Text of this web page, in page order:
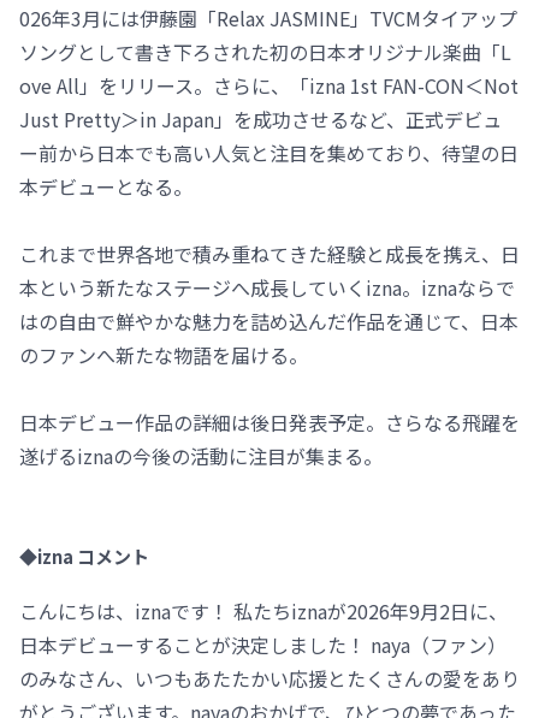
026年3月には伊藤園「Relax JASMINE」TVCMタイアップ
ソングとして書き下ろされた初の日本オリジナル楽曲「L
ove All」をリリース。さらに、「izna 1st FAN-CON＜Not
Just Pretty＞in Japan」を成功させるなど、正式デビュ
ー前から日本でも高い人気と注目を集めており、待望の日
本デビューとなる。
これまで世界各地で積み重ねてきた経験と成長を携え、日
本という新たなステージへ成長していくizna。iznaならで
はの自由で鮮やかな魅力を詰め込んだ作品を通じて、日本
のファンへ新たな物語を届ける。
日本デビュー作品の詳細は後日発表予定。さらなる飛躍を
遂げるiznaの今後の活動に注目が集まる。
◆izna コメント
こんにちは、iznaです！ 私たちiznaが2026年9月2日に、
日本デビューすることが決定しました！ naya（ファン）
のみなさん、いつもあたたかい応援とたくさんの愛をあり
がとうございます。nayaのおかげで、ひとつの夢であった